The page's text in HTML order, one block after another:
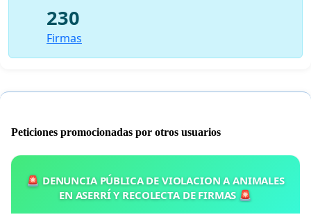
230
Firmas
Peticiones promocionadas por otros usuarios
🚨 DENUNCIA PÚBLICA DE VIOLACION A ANIMALES
EN ASERRÍ Y RECOLECTA DE FIRMAS 🚨